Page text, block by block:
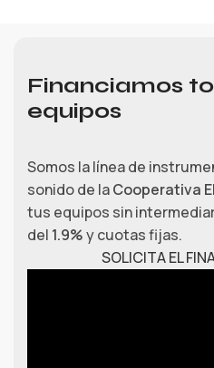
Financiamos
equipos
Somos la línea de
sonido de laCooperativa
tus equipos sin
del 1.9%y cuotas fijas.
SOLICITA EL